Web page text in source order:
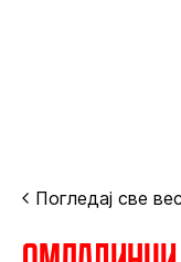
Погледај све